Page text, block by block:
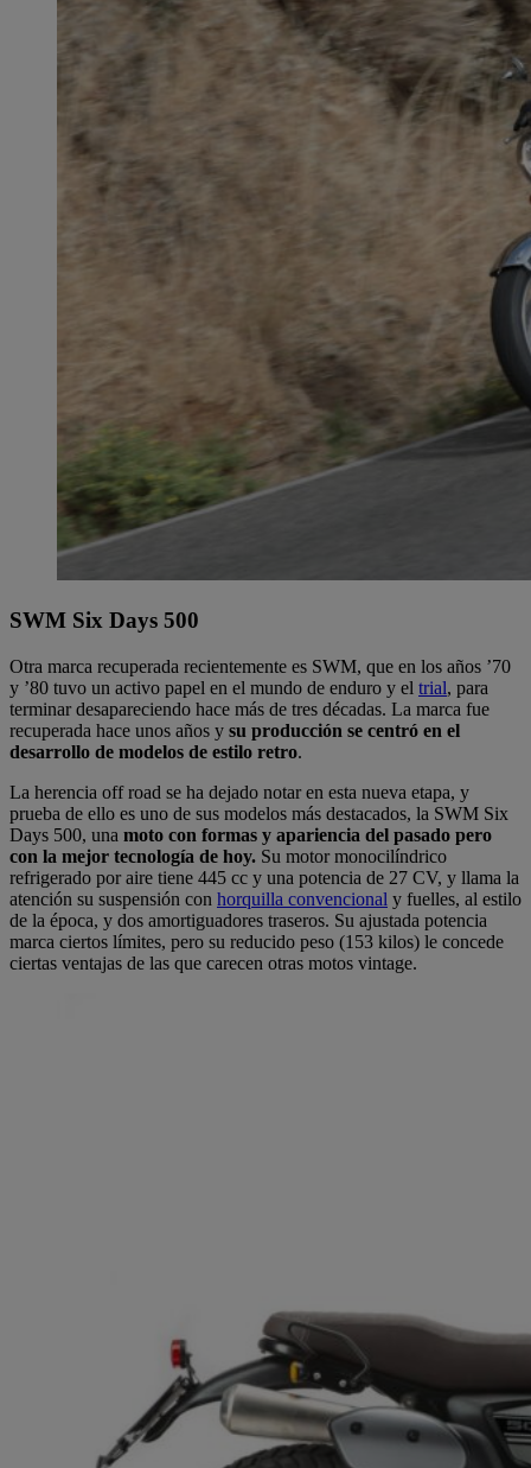
SWM Six Days 500
Otra marca recuperada recientemente es SWM, que en los años ’70
y ’80 tuvo un activo papel en el mundo de enduro y el trial, para
terminar desapareciendo hace más de tres décadas. La marca fue
recuperada hace unos años y su producción se centró en el
desarrollo de modelos de estilo retro.
La herencia off road se ha dejado notar en esta nueva etapa, y
prueba de ello es uno de sus modelos más destacados, la SWM Six
Days 500, una moto con formas y apariencia del pasado pero
con la mejor tecnología de hoy. Su motor monocilíndrico
refrigerado por aire tiene 445 cc y una potencia de 27 CV, y llama la
atención su suspensión con horquilla convencional y fuelles, al estilo
de la época, y dos amortiguadores traseros. Su ajustada potencia
marca ciertos límites, pero su reducido peso (153 kilos) le concede
ciertas ventajas de las que carecen otras motos vintage.